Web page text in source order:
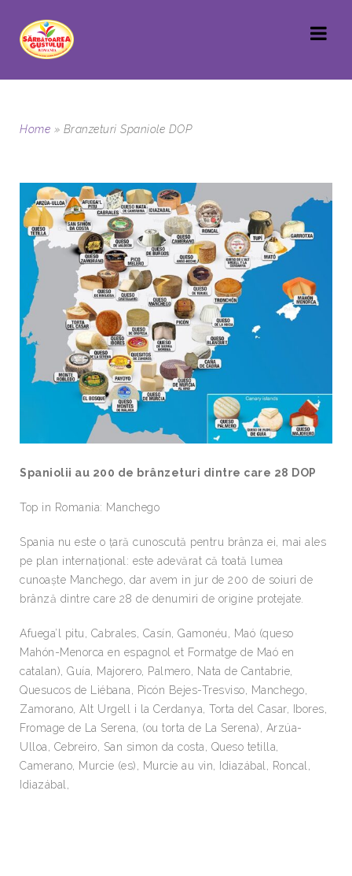
Home » Branzeturi Spaniole DOP
Spaniolii au 200 de brânzeturi dintre care 28 DOP
Top in Romania: Manchego
Spania nu este o țară cunoscută pentru brânza ei, mai ales
pe plan internațional: este adevărat că toată lumea
cunoaște Manchego, dar avem in jur de 200 de soiuri de
brânză dintre care 28 de denumiri de origine protejate.
Afuega’l pitu, Cabrales, Casín, Gamonéu, Maó (queso
Mahón-Menorca en espagnol et Formatge de Maó en
catalan), Guía, Majorero, Palmero, Nata de Cantabrie,
Quesucos de Liébana, Picón Bejes-Tresviso, Manchego,
Zamorano, Alt Urgell i la Cerdanya, Torta del Casar, Ibores,
Fromage de La Serena, (ou torta de La Serena), Arzúa-
Ulloa, Cebreiro, San simon da costa, Queso tetilla,
Camerano, Murcie (es), Murcie au vin, Idiazábal, Roncal,
Idiazábal,